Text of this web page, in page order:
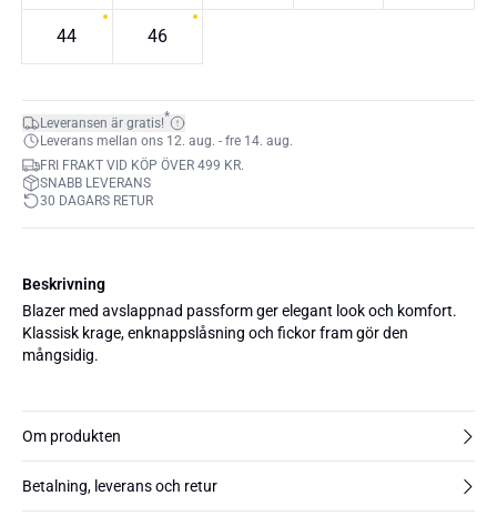
44 46
Leveransen är gratis!*
Leverans mellan ons 12. aug. - fre 14. aug.
FRI FRAKT VID KÖP ÖVER 499 KR.
SNABB LEVERANS
30 DAGARS RETUR
Beskrivning
Blazer med avslappnad passform ger elegant look och komfort.
Klassisk krage, enknappslåsning och fickor fram gör den
mångsidig.
Om produkten
Betalning, leverans och retur